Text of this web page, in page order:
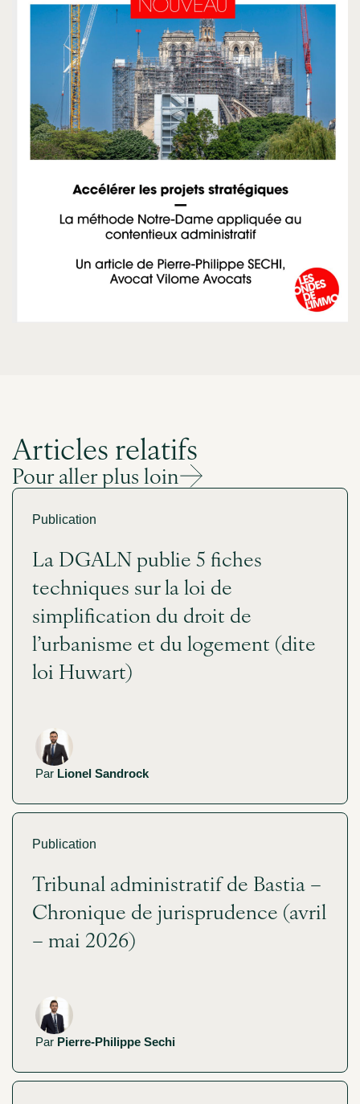
Articles relatifs
Pour aller plus loin
Publication
La DGALN publie 5 fiches
techniques sur la loi de
simplification du droit de
l’urbanisme et du logement (dite
loi Huwart)
Par Lionel Sandrock
Publication
Tribunal administratif de Bastia –
Chronique de jurisprudence (avril
– mai 2026)
Par Pierre-Philippe Sechi